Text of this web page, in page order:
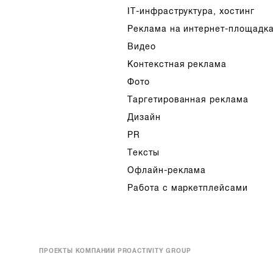
IT-инфраструктура, хостинг
Реклама на интернет-
Видео
Контекстная реклама
Фото
Таргетированная реклама
Дизайн
PR
Тексты
Офлайн-реклама
Работа с маркетплейсами
ПРОЕКТЫ КОМПАНИИ PROACTIVITY GROUP